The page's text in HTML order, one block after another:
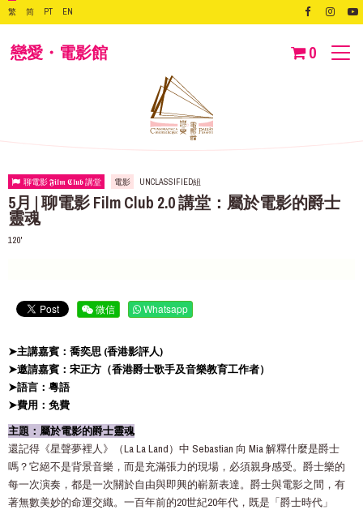
繁 简 PT EN
戀愛・電影館 0
聊電影 𝕱𝖎𝖑𝖒 𝕮𝖑𝖚𝖇 講堂 電影 UNCLASSIFIED組
5月 | 聊電影 Film Club 2.0 講堂：屬於電影的爵士
靈魂
120'
微信 Whatsapp
➤主講嘉賓：喬奕思 (香港影評人)
➤邀請嘉賓：宋正方（香港爵士歌手及音樂教育工作者）
➤語言：粵語
➤費用：免費
主題：屬於電影的爵士靈魂
還記得《星聲夢裡人》（La La Land）中 Sebastian 向 Mia 解釋什麼是爵士
嗎？它絕不是背景音樂，而是充滿張力的現場，必須親身感受。爵士樂的
每一次演奏，都是一次關於自由與即興的嶄新表達。爵士與電影之間，有
著無數美妙的命運交織。一百年前的20世紀20年代，既是「爵士時代」